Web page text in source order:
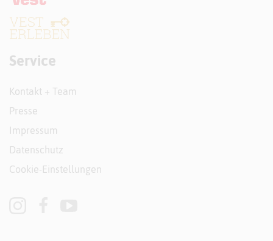
Service
Kontakt + Team
Presse
Impressum
Datenschutz
Cookie-Einstellungen